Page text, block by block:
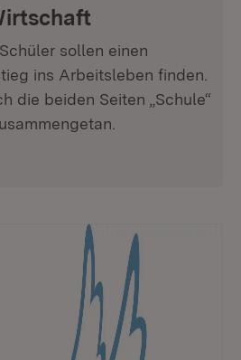
sollen einen
ins Arbeitsleben finden.
die beiden Seiten „Schule“